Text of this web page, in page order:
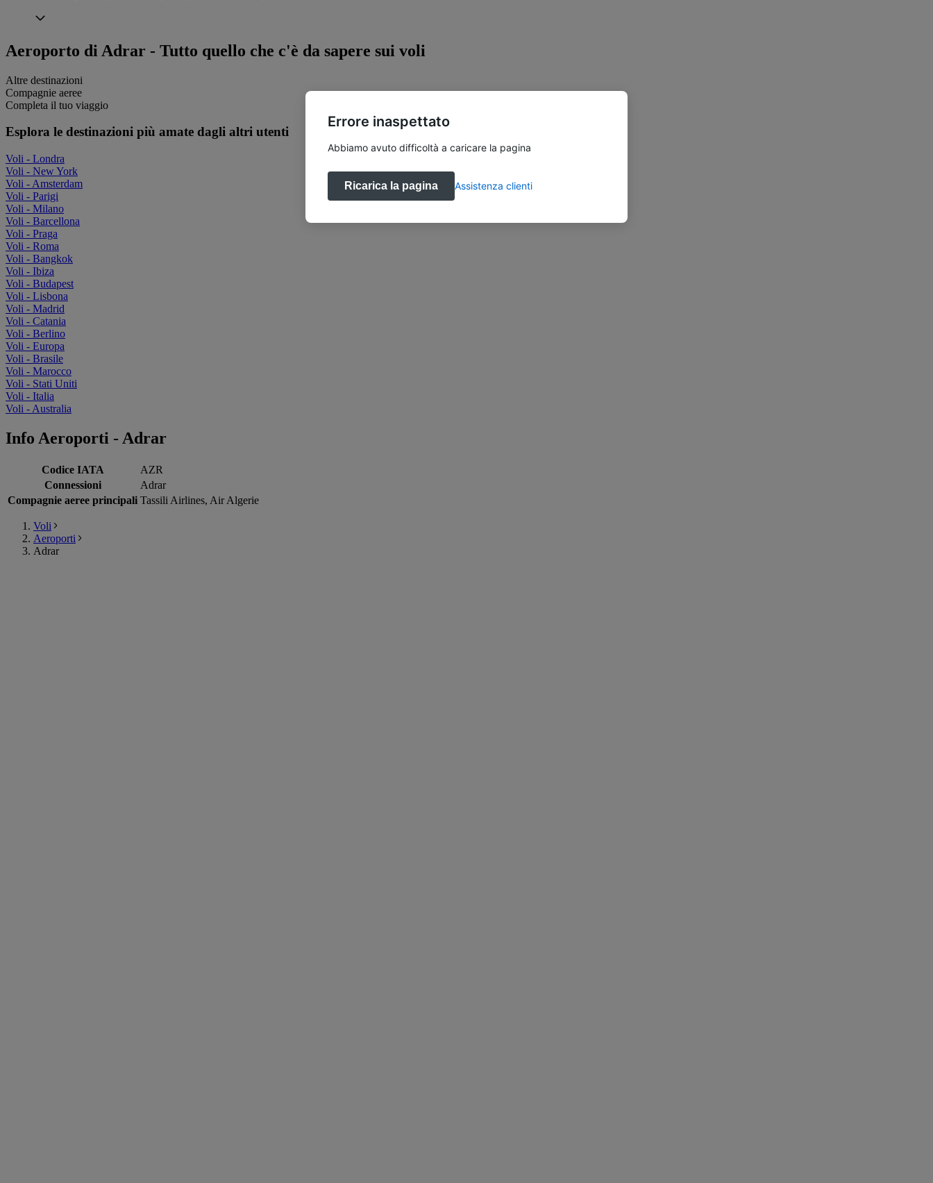
Aeroporto di Adrar - Tutto quello che c'è da sapere sui voli
Altre destinazioni
Compagnie aeree
Completa il tuo viaggio
Esplora le destinazioni più amate dagli altri utenti
Voli - Londra
Voli - New York
Voli - Amsterdam
Voli - Parigi
Voli - Milano
Voli - Barcellona
Voli - Praga
Voli - Roma
Voli - Bangkok
Voli - Ibiza
Voli - Budapest
Voli - Lisbona
Voli - Madrid
Voli - Catania
Voli - Berlino
Voli - Europa
Voli - Brasile
Voli - Marocco
Voli - Stati Uniti
Voli - Italia
Voli - Australia
Info Aeroporti - Adrar
Codice IATA
AZR
Connessioni
Adrar
Compagnie aeree principali Tassili Airlines, Air Algerie
Voli
Aeroporti
Adrar
Errore inaspettato
Abbiamo avuto difficoltà a caricare la pagina
Ricarica la pagina Assistenza clienti